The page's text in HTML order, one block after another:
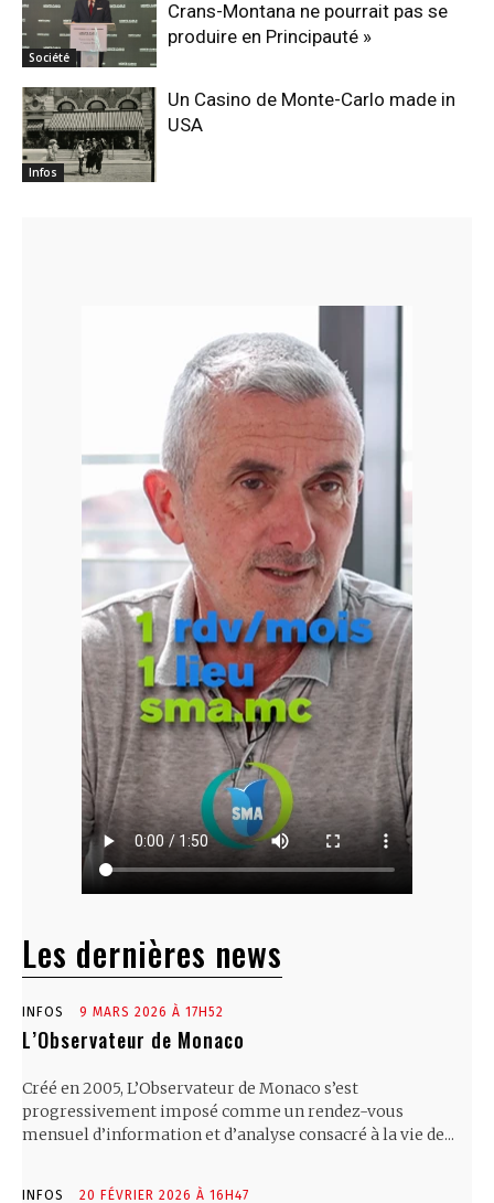
Société
Crans-Montana ne pourrait pas se
produire en Principauté »
Infos
Un Casino de Monte-Carlo made in
USA
Les dernières news
INFOS 9 MARS 2026 À 17H52
L’Observateur de Monaco
Créé en 2005, L’Observateur de Monaco s’est
progressivement imposé comme un rendez-vous
mensuel d’information et d’analyse consacré à la vie de...
INFOS 20 FÉVRIER 2026 À 16H47